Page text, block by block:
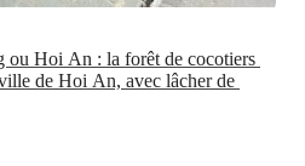
ou Hoi An : la forêt de cocotiers
de Hoi An, avec lâcher de